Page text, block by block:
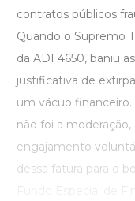
contratos públicos
Quando o Supremo
da ADI 4650, baniu
justificativa de
um vácuo
não foi a
engajamento
dessa fatura para o